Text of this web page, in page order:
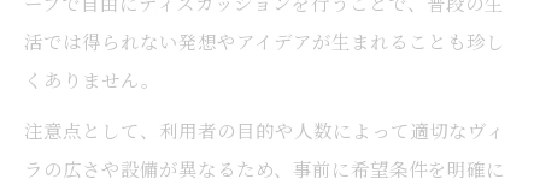
家族やグループで満喫するヴィラ活用法
活では得られない発想やアイデアが生まれることも珍し
くありません。
注意点として、利用者の目的や人数によって適切なヴィ
ラの広さや設備が異なるため、事前に希望条件を明確に